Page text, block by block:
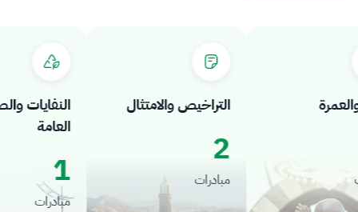
النفايات
العامة
1
مبادرات
التراخيص والامتثال
2
مبادرات